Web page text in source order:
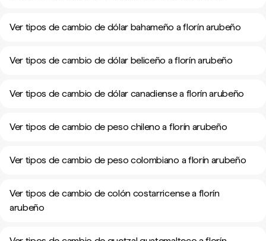
Ver tipos de cambio de dólar bahameño a florín arubeño
Ver tipos de cambio de dólar beliceño a florín arubeño
Ver tipos de cambio de dólar canadiense a florín arubeño
Ver tipos de cambio de peso chileno a florín arubeño
Ver tipos de cambio de peso colombiano a florín arubeño
Ver tipos de cambio de colón costarricense a florín
arubeño